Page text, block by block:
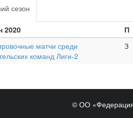
сезон
2020 П
матчи среди
команд Лиги-2
З
© ОО «Федерация